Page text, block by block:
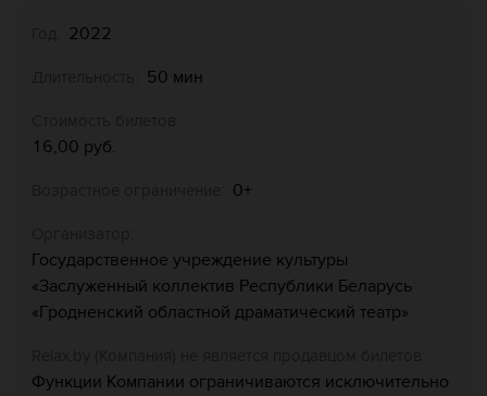
2022
50 мин
16,00 руб.
0+
Государственное учреждение культуры
«Заслуженный коллектив Республики Беларусь
«Гродненский областной драматический театр»
Функции Компании ограничиваются исключительно